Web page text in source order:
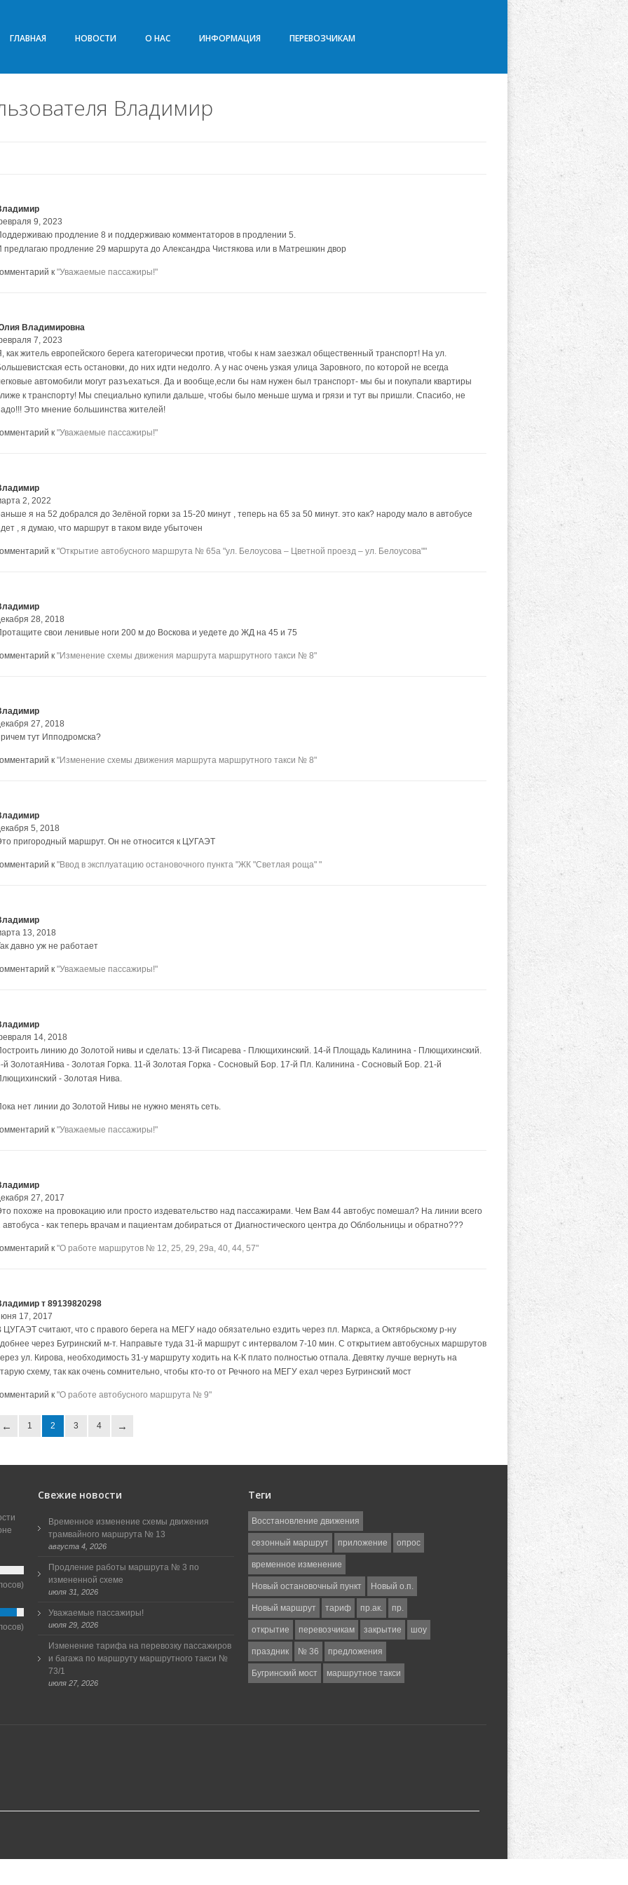
ГЛАВНАЯ НОВОСТИ О НАС ИНФОРМАЦИЯ ПЕРЕВОЗЧИКАМ
Владимир
9, 2023
продление 8 и поддерживаю комментаторов в продлении 5.
предлагаю продление 29 маршрута до Александра Чистякова или в Матрешкин двор
к "Уважаемые пассажиры!"
Владимировна
7, 2023
как житель европейского берега категорически против, чтобы к нам заезжал общественный транспорт! На ул.
есть остановки, до них идти недолго. А у нас очень узкая улица Заровного, по которой не всегда
автомобили могут разъехаться. Да и вообще,если бы нам нужен был транспорт- мы бы и покупали квартиры
к транспорту! Мы специально купили дальше, чтобы было меньше шума и грязи и тут вы пришли. Спасибо, не
Это мнение большинства жителей!
к "Уважаемые пассажиры!"
2, 2022
я на 52 добрался до Зелёной горки за 15-20 минут , теперь на 65 за 50 минут. это как? народу мало в автобусе
, я думаю, что маршрут в таком виде убыточен
к "Открытие автобусного маршрута № 65а "ул. Белоусова – Цветной проезд – ул. Белоусова""
28, 2018
свои ленивые ноги 200 м до Воскова и уедете до ЖД на 45 и 75
к "Изменение схемы движения маршрута маршрутного такси № 8"
27, 2018
тут Ипподромска?
к "Изменение схемы движения маршрута маршрутного такси № 8"
5, 2018
пригородный маршрут. Он не относится к ЦУГАЭТ
к "Ввод в эксплуатацию остановочного пункта "ЖК "Светлая роща" "
13, 2018
давно уж не работает
к "Уважаемые пассажиры!"
14, 2018
линию до Золотой нивы и сделать: 13-й Писарева - Плющихинский. 14-й Площадь Калинина - Плющихинский.
й ЗолотаяНива - Золотая Горка. 11-й Золотая Горка - Сосновый Бор. 17-й Пл. Калинина - Сосновый Бор. 21-й
- Золотая Нива.
нет линии до Золотой Нивы не нужно менять сеть.
к "Уважаемые пассажиры!"
27, 2017
похоже на провокацию или просто издевательство над пассажирами. Чем Вам 44 автобус помешал? На линии всего
автобуса - как теперь врачам и пациентам добираться от Диагностического центра до Облбольницы и обратно???
к "О работе маршрутов № 12, 25, 29, 29а, 40, 44, 57"
т 89139820298
17, 2017
ЦУГАЭТ считают, что с правого берега на МЕГУ надо обязательно ездить через пл. Маркса, а Октябрьскому р-ну
через Бугринский м-т. Направьте туда 31-й маршрут с интервалом 7-10 мин. С открытием автобусных маршрутов
ул. Кирова, необходимость 31-у маршруту ходить на К-К плато полностью отпала. Девятку лучше вернуть на
схему, так как очень сомнительно, чтобы кто-то от Речного на МЕГУ ехал через Бугринский мост
к "О работе автобусного маршрута № 9"
1 2 3 4
Свежие новости
Временное изменение схемы движения
трамвайного маршрута № 13
августа 4, 2026
Продление работы маршрута № 3 по
измененной схеме
июля 31, 2026
Уважаемые пассажиры!
июля 29, 2026
Изменение тарифа на перевозку пассажиров
и багажа по маршруту маршрутного такси №
73/1
июля 27, 2026
Теги
Восстановление движения
сезонный маршрут приложение опрос
временное изменение
Новый остановочный пункт Новый о.п.
Новый маршрут тариф пр.ак. пр.
открытие перевозчикам закрытие шоу
праздник № 36 предложения
Бугринский мост маршрутное такси